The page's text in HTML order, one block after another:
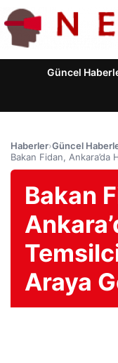
Güncel
Haberler›Güncel
Bakan Fidan, Ankara’da
Bakan
Araya